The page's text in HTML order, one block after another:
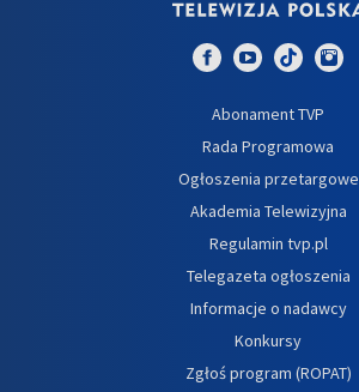
Abonament TVP
Rada Programowa
Ogłoszenia przetargowe
Akademia Telewizyjna
Regulamin tvp.pl
Telegazeta ogłoszenia
Informacje o nadawcy
Konkursy
Zgłoś program (ROPAT)